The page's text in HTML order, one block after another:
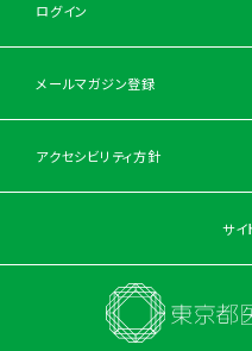
ログイン
メールマガジン登録
アクセシビリティ方針
サイ